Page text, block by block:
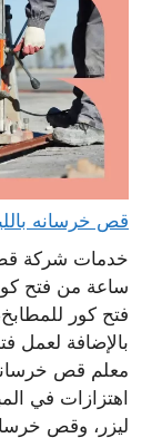
قص خرسانه بالليزر الكويت
ساعة من فتح
فتح كور
بالإضافة لعمل
معلم قص
اهتزازات في
ليزر، وقص